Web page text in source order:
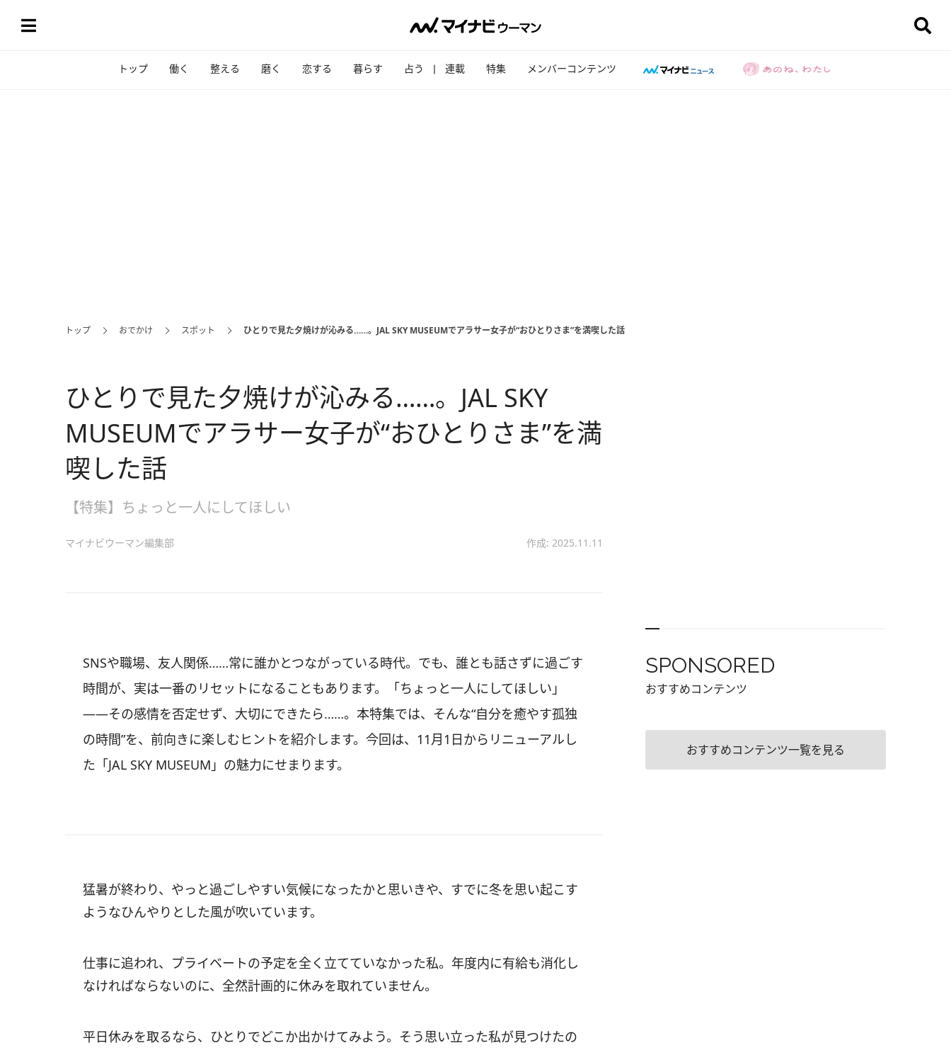
トップ 働く 整える 磨く 恋する 暮らす 占う 連載 特集 メンバーコンテンツ
トップ おでかけ スポット ひとりで見た夕焼けが沁みる……。JAL SKY MUSEUMでアラサー女子が“おひとりさま”を満喫した話
ひとりで見た夕焼けが沁みる……。JAL SKY
MUSEUMでアラサー女子が“おひとりさま”を満
喫した話
【特集】ちょっと一人にしてほしい
マイナビウーマン編集部 作成: 2025.11.11
SNSや職場、友人関係……常に誰かとつながっている時代。でも、誰とも話さずに過ごす
時間が、実は一番のリセットになることもあります。「ちょっと一人にしてほしい」
――その感情を否定せず、大切にできたら……。本特集では、そんな“自分を癒やす孤独
の時間”を、前向きに楽しむヒントを紹介します。今回は、11月1日からリニューアルし
た「JAL SKY MUSEUM」の魅力にせまります。
猛暑が終わり、やっと過ごしやすい気候になったかと思いきや、すでに冬を思い起こす
ようなひんやりとした風が吹いています。
仕事に追われ、プライベートの予定を全く立てていなかった私。年度内に有給も消化し
なければならないのに、全然計画的に休みを取れていません。
平日休みを取るなら、ひとりでどこか出かけてみよう。そう思い立った私が見つけたの
SPONSORED
おすすめコンテンツ
おすすめコンテンツ一覧を見る